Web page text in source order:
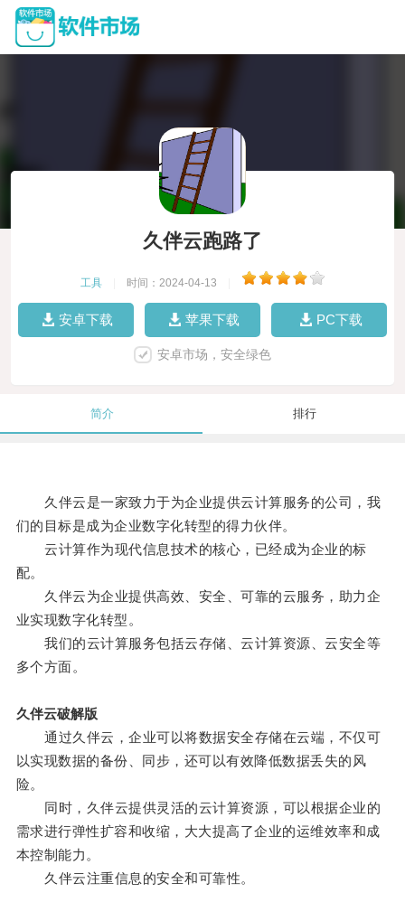
久伴云跑路了
工具 时间：2024-04-13
安卓下载 苹果下载 PC下载
安卓市场，安全绿色
简介 排行
久伴云是一家致力于为企业提供云计算服务的公司，我
们的目标是成为企业数字化转型的得力伙伴。
云计算作为现代信息技术的核心，已经成为企业的标
配。
久伴云为企业提供高效、安全、可靠的云服务，助力企
业实现数字化转型。
我们的云计算服务包括云存储、云计算资源、云安全等
多个方面。
久伴云破解版
通过久伴云，企业可以将数据安全存储在云端，不仅可
以实现数据的备份、同步，还可以有效降低数据丢失的风
险。
同时，久伴云提供灵活的云计算资源，可以根据企业的
需求进行弹性扩容和收缩，大大提高了企业的运维效率和成
本控制能力。
久伴云注重信息的安全和可靠性。